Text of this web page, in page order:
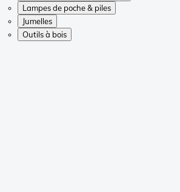
Lampes de poche & piles
Jumelles
Outils à bois